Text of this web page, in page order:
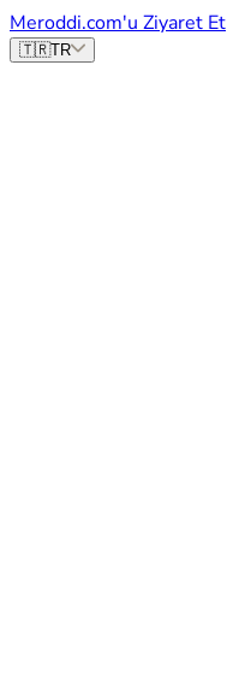
Meroddi.com'u Ziyaret Et
🇹🇷TR